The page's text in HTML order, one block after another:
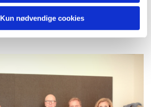
Kun nødvendige cookies